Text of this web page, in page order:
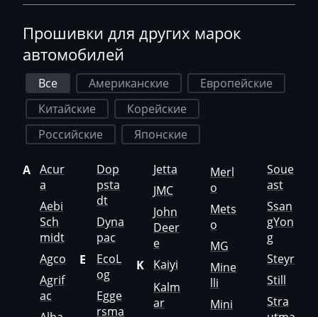
Geely
Gehl
Genie
Genset
Great Wall
Grove
Groz
Hafei
Haima
Прошивки для других марок
автомобилей
Все Американские
Европейские
Китайские
Корейские
Российские
Японские
A Acur
a
Aebi
Sch
midt
Agco
Agrif
ac
Dop
psta
dt
Dyna
pac
E
EcoL
og
Egge
rsma
Jetta
JMC
John
Deer
e
K
Kaiyi
Kalm
ar
Merl
o
Mets
o
MG
Mine
lli
Mini
Soue
ast
Ssan
gYon
g
Steyr
Still
Stra